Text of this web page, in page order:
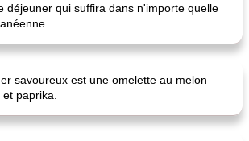
déjeuner qui suffira dans n'importe quelle
savoureux est une omelette au melon
paprika.